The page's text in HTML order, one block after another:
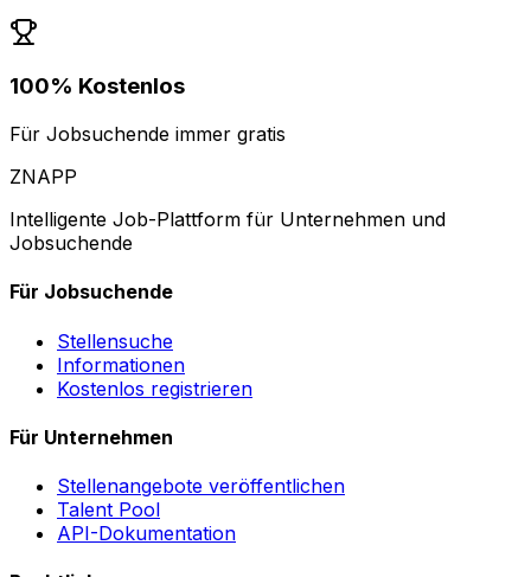
100% Kostenlos
Für Jobsuchende immer gratis
ZNAPP
Intelligente Job-Plattform für Unternehmen und
Jobsuchende
Für Jobsuchende
Stellensuche
Informationen
Kostenlos registrieren
Für Unternehmen
Stellenangebote veröffentlichen
Talent Pool
API-Dokumentation